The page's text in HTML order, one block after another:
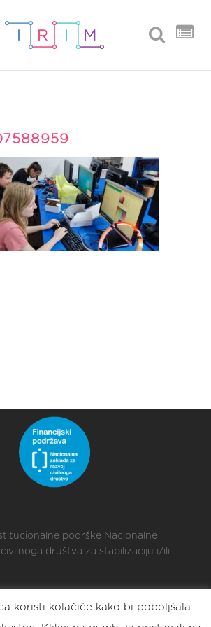
podrške Nacionalne
društva za stabilizaciju i/ili
koristi kolačiće kako bi poboljšala